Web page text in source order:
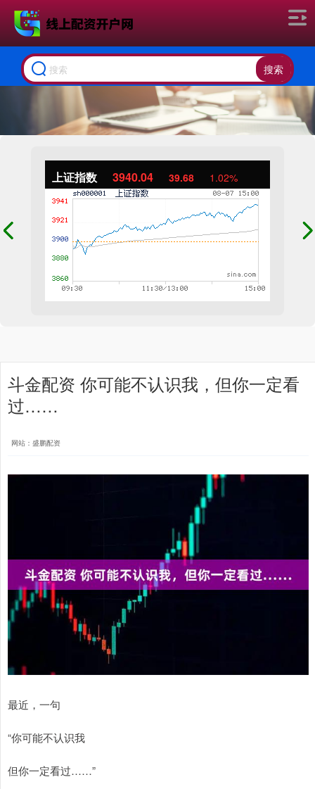
搜索
上证指数 3940.04 39.68 1.02%
斗金配资 你可能不认识我，但你一定看
过……
网站：盛鹏配资
最近，一句
“你可能不认识我
但你一定看过……”